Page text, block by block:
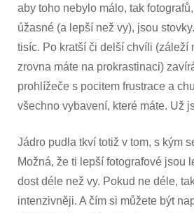
aby toho nebylo málo, tak
úžasné (a lepší než vy), jsou
tisíc. Po kratší či delší chvíli (záleží
zrovna máte na prokrastinaci)
prohlížeče s pocitem frustrace a
všechno vybavení, které máte. Už
Jádro pudla tkví totiž v tom, s kým
Možná, že ti lepší fotografové jsou
dost déle než vy. Pokud ne déle,
intenzivněji. A čím si můžete být